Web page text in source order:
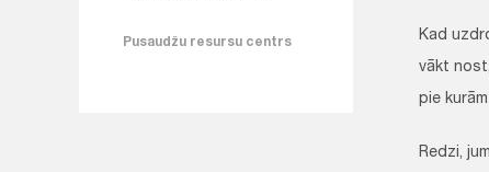
Pusaudžu resursu centrs Kad
vākt
pie
Redzi,